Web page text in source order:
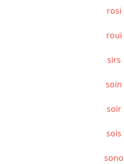
rosi
roui
sirs
soin
soir
sois
sono